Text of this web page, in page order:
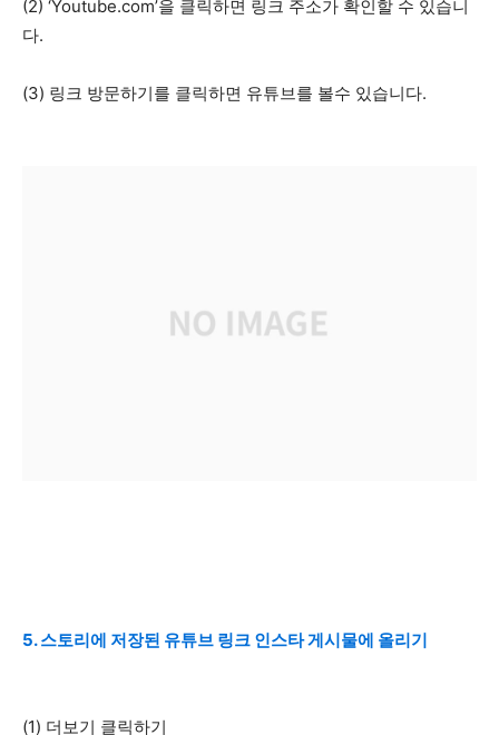
(2) ‘Youtube.com’을 클릭하면 링크 주소가 확인할 수 있습니
다.
(3) 링크 방문하기를 클릭하면 유튜브를 볼수 있습니다.
5. 스토리에 저장된 유튜브 링크 인스타 게시물에 올리기
(1) 더보기 클릭하기